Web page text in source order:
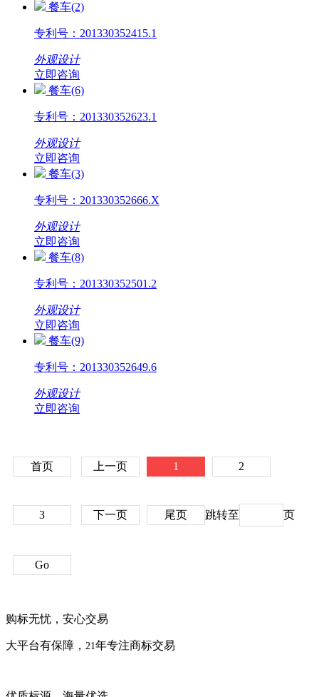
餐车(2)
专利号： 201330352415.1
外观设计
立即咨询
餐车(6)
专利号： 201330352623.1
外观设计
立即咨询
餐车(3)
专利号： 201330352666.X
外观设计
立即咨询
餐车(8)
专利号： 201330352501.2
外观设计
立即咨询
餐车(9)
专利号： 201330352649.6
外观设计
立即咨询
首页 上一页 1 2
3 下一页 尾页 跳转至 页
Go
购标无忧，安心交易
大平台有保障， 21年专注商标交易